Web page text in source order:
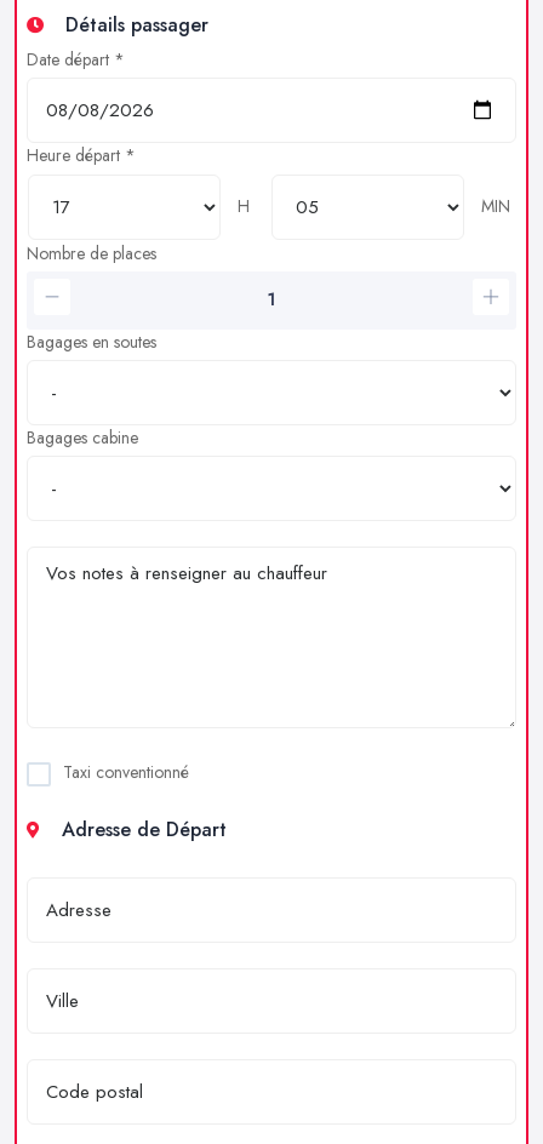
Détails passager
Date départ *
Heure départ *
H
MIN
Nombre de places
Bagages en soutes
Bagages cabine
Taxi conventionné
Adresse de Départ